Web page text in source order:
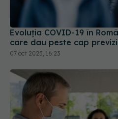
Evoluția COVID-19 în
care dau peste cap
07 oct 2025, 16:23